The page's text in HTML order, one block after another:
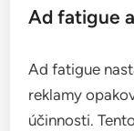
pomůže
které prvky
metriky, jako